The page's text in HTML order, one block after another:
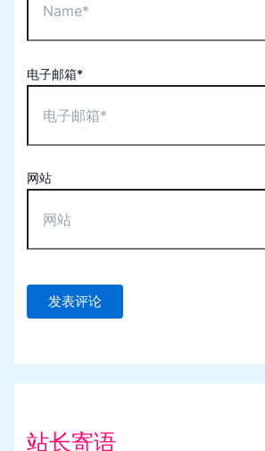
电子邮箱*
网站
站长寄语